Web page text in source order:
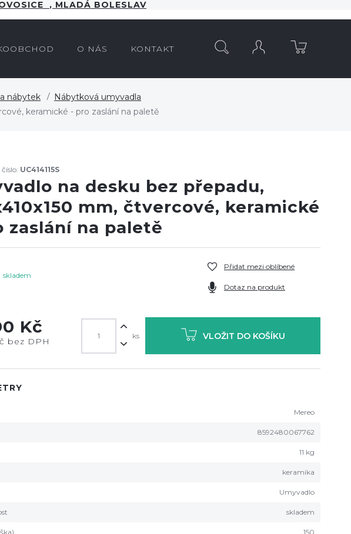
, MLADÁ BOLESLAV
O NÁS KONTAKT
nábytek
Nábytková umyvadla
keramické - pro zaslání na paletě
UC414115S
na desku bez přepadu,
mm, čtvercové, keramické
zaslání na paletě
skladem
Přidat mezi oblíbené
Dotaz na produkt
Kč
bez DPH
ks VLOŽIT DO KOŠÍKU
Mereo
8592480067762
11 kg
keramika
Umyvadlo
skladem
150